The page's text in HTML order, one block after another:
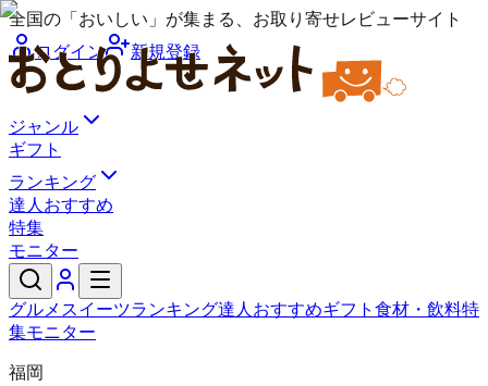
全国の「おいしい」が集まる、お取り寄せレビューサイト
ログイン
新規登録
ジャンル
ギフト
ランキング
達人おすすめ
特集
モニター
グルメ スイーツランキング達人おすすめギフト 食材・飲料特
集モニター
福岡